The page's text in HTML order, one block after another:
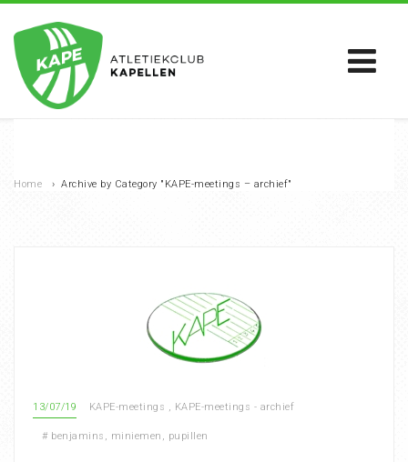
Home › Archive by Category "KAPE-meetings – archief"
13/07/19 KAPE-meetings , KAPE-meetings - archief
# benjamins , miniemen , pupillen